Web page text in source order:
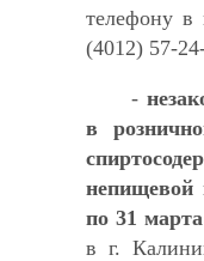
телефону в
(4012) 57-
-
в
непищевой
по 31
в г.